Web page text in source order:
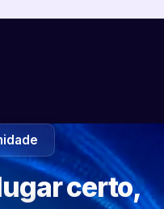
certo,